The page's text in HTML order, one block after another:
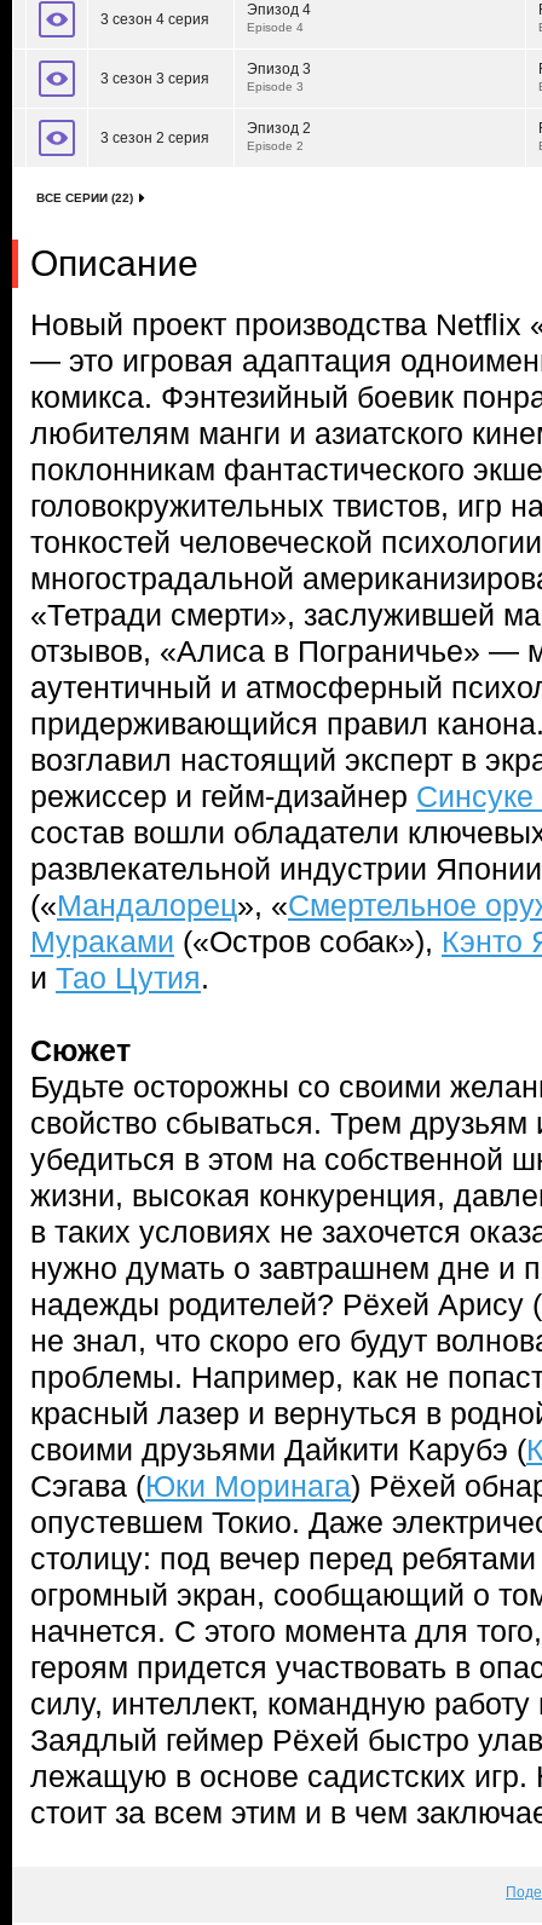
3 сезон 4 серия
Эпизод 4
Episode 4
3 сезон 3 серия
Эпизод 3
Episode 3
3 сезон 2 серия
Эпизод 2
Episode 2
ВСЕ СЕРИИ (22)
Описание
Новый проект производства Netflix
— это игровая адаптация
комикса. Фэнтезийный боевик
любителям манги и азиатского
поклонникам фантастического
головокружительных твистов, игр
тонкостей человеческой
многострадальной
«Тетради смерти», заслужившей
отзывов, «Алиса в Пограничье» —
аутентичный и атмосферный
придерживающийся правил
возглавил настоящий эксперт в
режиссер и гейм-дизайнер Синсуке
состав вошли обладатели
развлекательной индустрии
(«Мандалорец», «Смертельное
Мураками («Остров собак»), Кэнто
и Тао Цутия.
Сюжет
Будьте осторожны со своими
свойство сбываться. Трем
убедиться в этом на собственной
жизни, высокая конкуренция,
в таких условиях не захочется
нужно думать о завтрашнем дне и
надежды родителей? Рёхей Арису (
не знал, что скоро его будут
проблемы. Например, как не
красный лазер и вернуться в
своими друзьями Дайкити Карубэ (
Сэгава (Юки Моринага) Рёхей
опустевшем Токио. Даже
столицу: под вечер перед ребятами
огромный экран, сообщающий о
начнется. С этого момента для
героям придется участвовать в
силу, интеллект, командную работу
Заядлый геймер Рёхей быстро
лежащую в основе садистских игр.
стоит за всем этим и в чем